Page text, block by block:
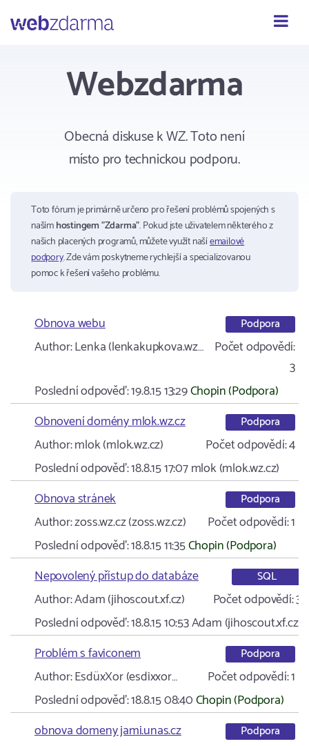
Webzdarma
Obecná diskuse k WZ. Toto není
místo pro technickou podporu.
Toto fórum je primárně určeno pro řešení problémů spojených s
našímhostingem "Zdarma". Pokud jste uživatelem některého z
našich placených programů, můžete využít našíemailové
podpory. Zde vám poskytneme rychlejší a specializovanou
pomoc k řešení vašeho problému.
Obnova webu Podpora
Author:Lenka (lenkakupkova.wz… Počet odpovědí:
3
Poslední odpověď:19.8.15 13:29Chopin (Podpora)
Obnovení domény mlok.wz.cz
Podpora
Author:mlok (mlok.wz.cz) Počet odpovědí:4
Poslední odpověď:18.8.15 17:07mlok (mlok.wz.cz)
Obnova stránek
Podpora
Author:zoss.wz.cz (zoss.wz.cz) Počet odpovědí:1
Poslední odpověď:18.8.15 11:35Chopin (Podpora)
Nepovolený přístup do databáze
SQL
Author:Adam (jihoscout.xf.cz) Počet odpovědí:3
Poslední odpověď:18.8.15 10:53Adam (jihoscout.xf.cz)
Problém s faviconem
Podpora
Author:EsdüxXor (esdixxor… Počet odpovědí:1
Poslední odpověď:18.8.15 08:40Chopin (Podpora)
obnova domeny jami.unas.cz
Podpora